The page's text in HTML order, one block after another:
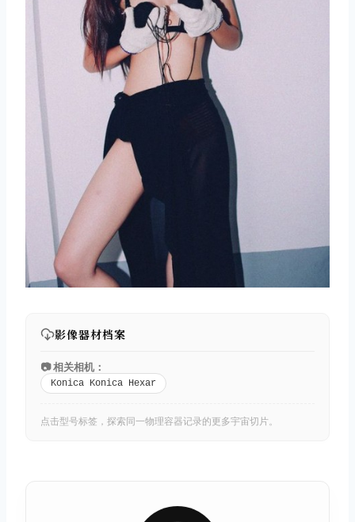
影像器材档案
📷 相关相机：
Konica Konica Hexar
点击型号标签，探索同一物理容器记录的更多宇宙切片。